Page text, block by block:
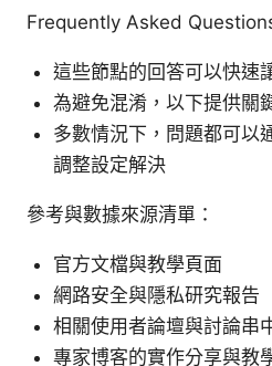
Frequently Asked
這些節點的回答可以快速
為避免混淆，以下提供關
多數情況下，問題都可以
調整設定解決
參考與數據來源清單：
官方文檔與教學頁面
網路安全與隱私研究報告
相關使用者論壇與討論串
專家博客的實作分享與教